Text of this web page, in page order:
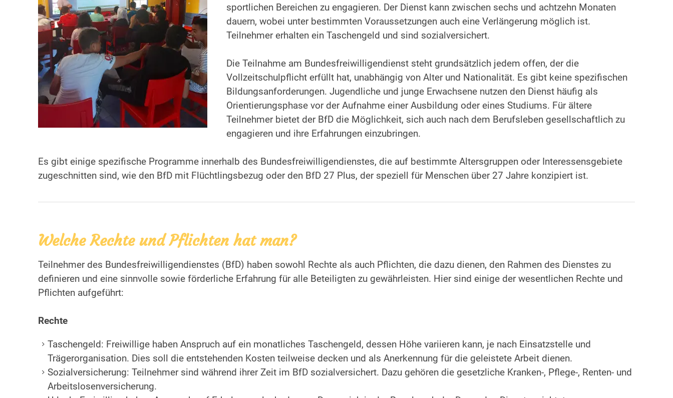
sportlichen Bereichen zu engagieren. Der Dienst kann zwischen sechs und achtzehn Monaten
dauern, wobei unter bestimmten Voraussetzungen auch eine Verlängerung möglich ist.
Teilnehmer erhalten ein Taschengeld und sind sozialversichert.
Die Teilnahme am Bundesfreiwilligendienst steht grundsätzlich jedem offen, der die
Vollzeitschulpflicht erfüllt hat, unabhängig von Alter und Nationalität. Es gibt keine spezifischen
Bildungsanforderungen. Jugendliche und junge Erwachsene nutzen den Dienst häufig als
Orientierungsphase vor der Aufnahme einer Ausbildung oder eines Studiums. Für ältere
Teilnehmer bietet der BfD die Möglichkeit, sich auch nach dem Berufsleben gesellschaftlich zu
engagieren und ihre Erfahrungen einzubringen.
Es gibt einige spezifische Programme innerhalb des Bundesfreiwilligendienstes, die auf bestimmte Altersgruppen oder Interessensgebiete
zugeschnitten sind, wie den BfD mit Flüchtlingsbezug oder den BfD 27 Plus, der speziell für Menschen über 27 Jahre konzipiert ist.
Welche Rechte und Pflichten hat man?
Teilnehmer des Bundesfreiwilligendienstes (BfD) haben sowohl Rechte als auch Pflichten, die dazu dienen, den Rahmen des Dienstes zu
definieren und eine sinnvolle sowie förderliche Erfahrung für alle Beteiligten zu gewährleisten. Hier sind einige der wesentlichen Rechte und
Pflichten aufgeführt:
Rechte
Taschengeld: Freiwillige haben Anspruch auf ein monatliches Taschengeld, dessen Höhe variieren kann, je nach Einsatzstelle und
Trägerorganisation. Dies soll die entstehenden Kosten teilweise decken und als Anerkennung für die geleistete Arbeit dienen.
Sozialversicherung: Teilnehmer sind während ihrer Zeit im BfD sozialversichert. Dazu gehören die gesetzliche Kranken-, Pflege-, Renten- und
Arbeitslosenversicherung.